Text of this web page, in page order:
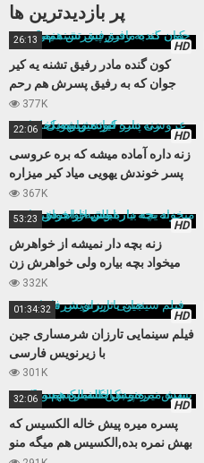
پر بازدید‌ترین ها
HD
26:13
کون گنده مادر رفیق تشنه یه کیر
جوان که به رفیق پسرش هم رحم
نمیکنه
377K
HD
22:06
زنه داره آماده میشه که بره عروسی
پسر خوندش یهویی میاد کیر میزاره
داخلش
367K
HD
53:23
زنه بچه دار نمیشه از خواهرش
میخواد بچه بیاره ولی خواهرش زن
باباش از آب در میاد
332K
HD
01:34:32
فیلم سینمایی تارزان شرمساری جین
با زیرنویس فارسی
301K
HD
32:06
پسره میره پیش خاله الکسیس که
بهش نمره بده,الکسیس هم میگه منو